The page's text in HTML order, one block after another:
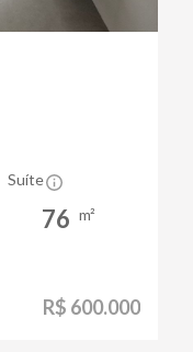
Suíte
76 m²
R$ 600.000